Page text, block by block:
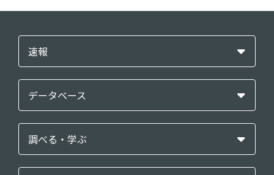
速報
データベース
調べる・学ぶ